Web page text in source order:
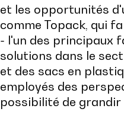
et les opportunités
comme Topack, qui
- l'un des principaux
solutions dans le
et des sacs en
employés des
possibilité de grandir